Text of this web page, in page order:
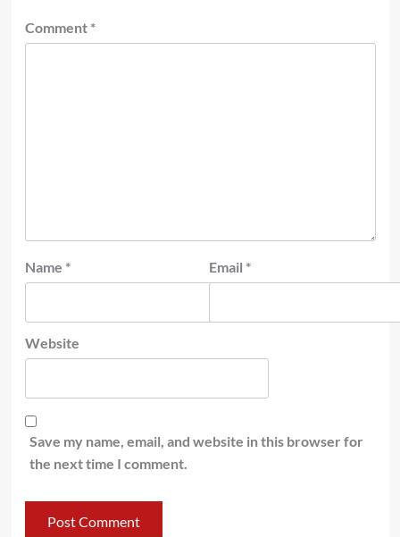
Comment *
Name * Email *
Website
Save my name, email, and website in this browser for
the next time I comment.